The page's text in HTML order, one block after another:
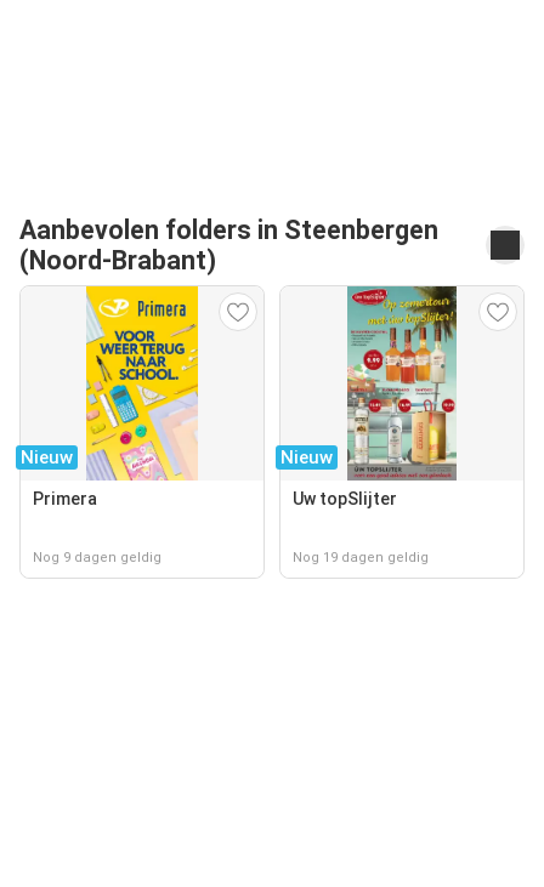
Aanbevolen folders in Steenbergen
(Noord-Brabant)
Nieuw
Primera
Nog 9 dagen geldig
Nieuw
Uw topSlijter
Nog 19 dagen geldig